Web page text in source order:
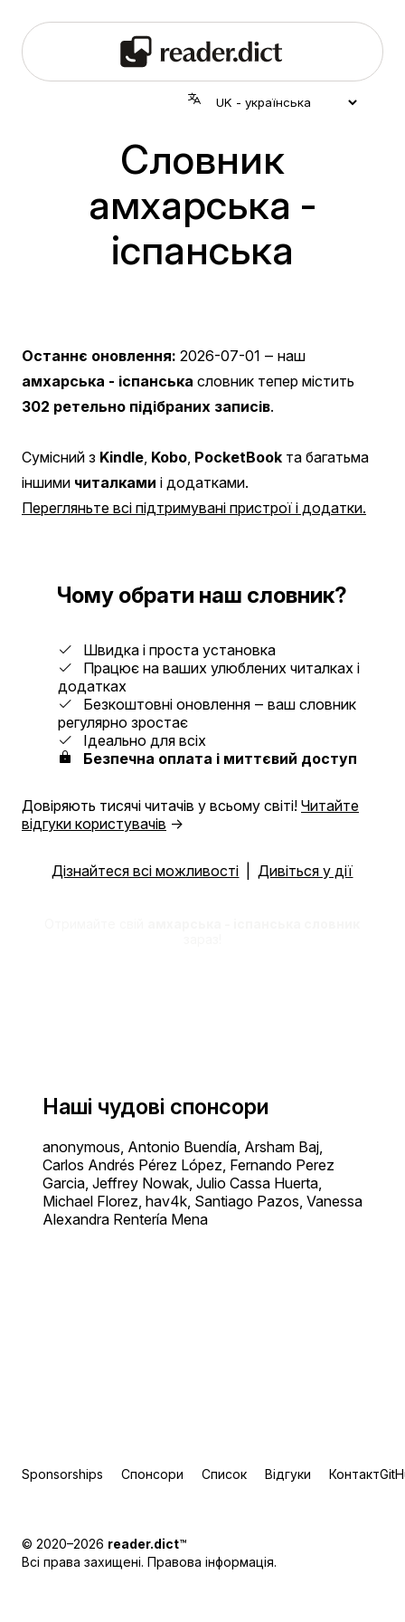
Словник
амхарська -
іспанська
Останнє оновлення: 2026-07-01 ‒ наш
амхарська - іспанська словник тепер містить
302 ретельно підібраних записів.
Сумісний з Kindle Kobo PocketBook та багатьма
іншими читалками і додатками.
Перегляньте всі підтримувані пристрої і додатки.
Чому обрати наш словник?
Швидка і проста установка
Працює на ваших улюблених читалках і
додатках
Безкоштовні оновлення ‒ ваш словник
регулярно зростає
Ідеально для всіх
Безпечна оплата і миттєвий доступ
Довіряють тисячі читачів у всьому світі! Читайте
відгуки користувачів →
Дізнайтеся всі можливості Дивіться у дії
Наші чудові спонсори
anonymous, Antonio Buendía, Arsham Baj,
Carlos Andrés Pérez López, Fernando Perez
Garcia, Jeffrey Nowak, Julio Cassa Huerta,
Michael Florez, hav4k, Santiago Pazos, Vanessa
Alexandra Rentería Mena
Sponsorships Спонсори Список Відгуки Контакт
© 2020–2026 reader.dict™
Всі права захищені. Правова інформація.